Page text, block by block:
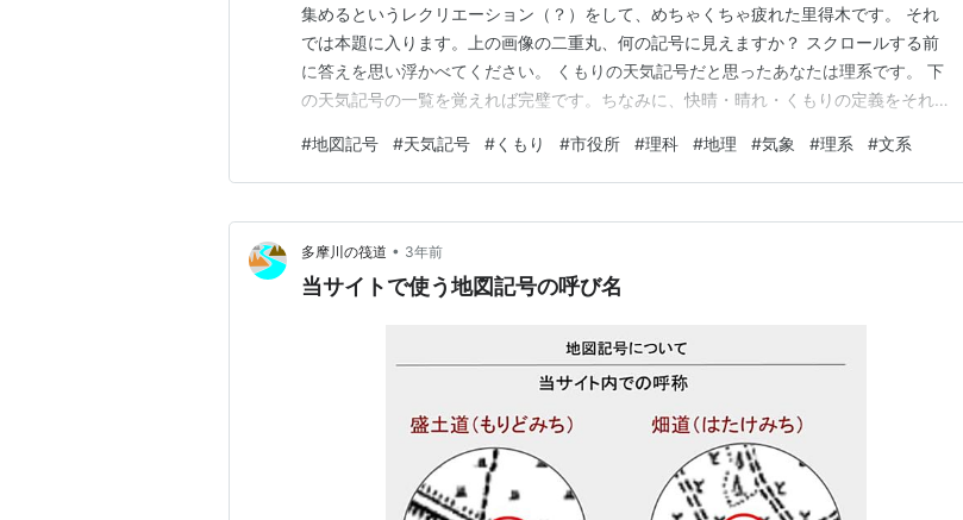
集めるというレクリエーション（？）をして、めちゃくちゃ疲れた里得木です。 それ
では本題に入ります。上の画像の二重丸、何の記号に見えますか？ スクロールする前
に答えを思い浮かべてください。 くもりの天気記号だと思ったあなたは理系です。 下
の天気記号の一覧を覚えれば完璧です。ちなみに、快晴・晴れ・くもりの定義をそれぞ
0~ 1：快晴2~ 8：晴れ9~10：くもり雲が8割あってもくもりじゃないというのは意外
かもしれないですね。 天気記号の一覧（ht…
#地図記号 #天気記号 #くもり #市役所 #理科 #地理 #気象 #理系 #文系
多摩川の筏道 • 3年前
当サイトで使う地図記号の呼び名